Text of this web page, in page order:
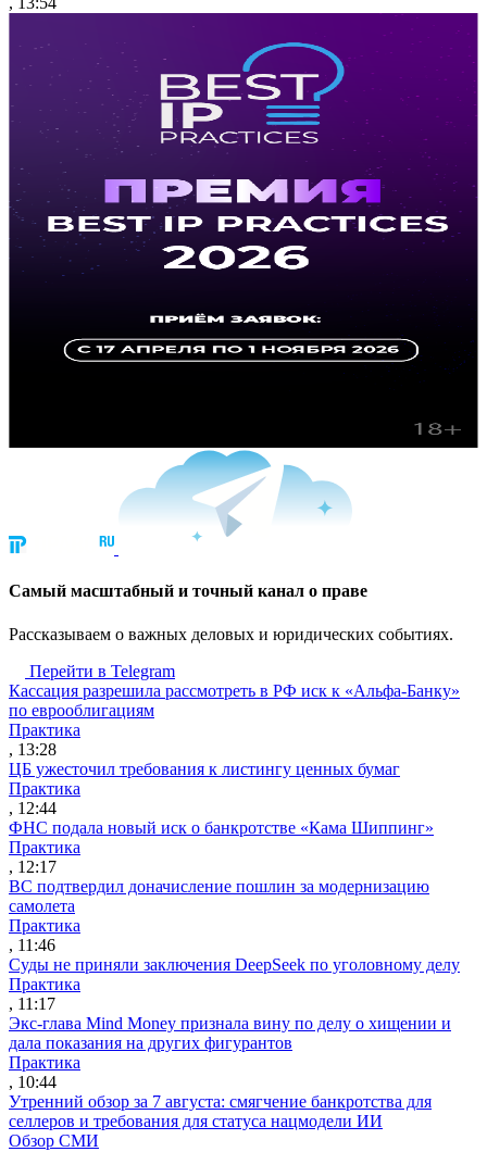
Cамый масштабный и точный канал о праве
Рассказываем о важных деловых и юридических событиях.
Перейти в Telegram
Кассация разрешила рассмотреть в РФ иск к «Альфа-Банку»
по еврооблигациям
Практика
, 13:28
ЦБ ужесточил требования к листингу ценных бумаг
Практика
, 12:44
ФНС подала новый иск о банкротстве «Кама Шиппинг»
Практика
, 12:17
ВС подтвердил доначисление пошлин за модернизацию
самолета
Практика
, 11:46
Суды не приняли заключения DeepSeek по уголовному делу
Практика
, 11:17
Экс-глава Mind Money признала вину по делу о хищении и
дала показания на других фигурантов
Практика
, 10:44
Утренний обзор за 7 августа: смягчение банкротства для
селлеров и требования для статуса нацмодели ИИ
Обзор СМИ